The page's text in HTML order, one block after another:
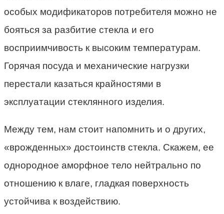
особых модификаторов потребителя можно не
бояться за разбитие стекла и его
восприимчивость к высоким температурам.
Горячая посуда и механические нагрузки
перестали казаться крайностями в
эксплуатации стеклянного изделия.
Между тем, нам стоит напомнить и о других,
«врожденных» достоинств стекла. Скажем, ее
однородное аморфное тело нейтрально по
отношению к влаге, гладкая поверхность
устойчива к воздействию.